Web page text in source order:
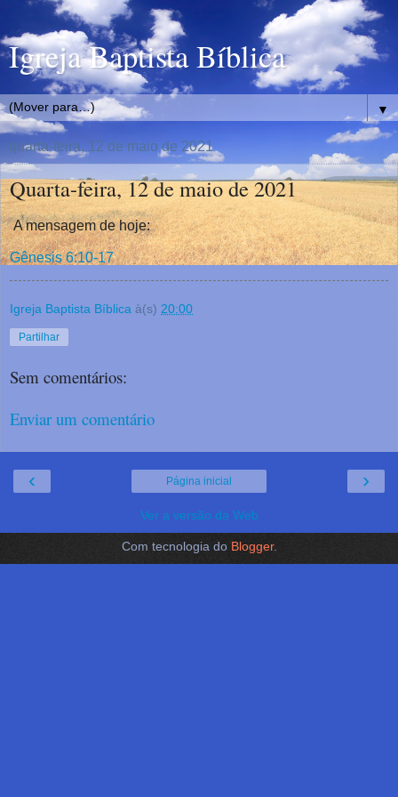
Igreja Baptista Bíblica
▼
quarta-feira, 12 de maio de 2021
Quarta-feira, 12 de maio de 2021
A mensagem de hoje:
Gênesis 6:10-17
Igreja Baptista Bíblica à(s) 20:00
Partilhar
Sem comentários:
Enviar um comentário
‹ ›
Página inicial
Ver a versão da Web
Com tecnologia do Blogger.